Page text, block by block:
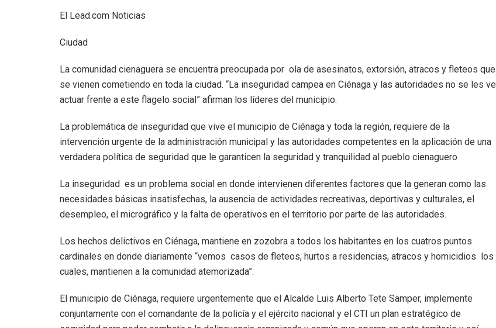
El Lead.com Noticias
Ciudad
La comunidad cienaguera se encuentra preocupada por ola de asesinatos, extorsión, atracos y fleteos que
se vienen cometiendo en toda la ciudad. “La inseguridad campea en Ciénaga y las autoridades no se les ve
actuar frente a este flagelo social” afirman los líderes del municipio.
La problemática de inseguridad que vive el municipio de Ciénaga y toda la región, requiere de la
intervención urgente de la administración municipal y las autoridades competentes en la aplicación de una
verdadera política de seguridad que le garanticen la seguridad y tranquilidad al pueblo cienaguero
La inseguridad es un problema social en donde intervienen diferentes factores que la generan como las
necesidades básicas insatisfechas, la ausencia de actividades recreativas, deportivas y culturales, el
desempleo, el micrográfico y la falta de operativos en el territorio por parte de las autoridades.
Los hechos delictivos en Ciénaga, mantiene en zozobra a todos los habitantes en los cuatros puntos
cardinales en donde diariamente “vemos casos de fleteos, hurtos a residencias, atracos y homicidios los
cuales, mantienen a la comunidad atemorizada”.
El municipio de Ciénaga, requiere urgentemente que el Alcalde Luis Alberto Tete Samper, implemente
conjuntamente con el comandante de la policía y el ejército nacional y el CTI un plan estratégico de